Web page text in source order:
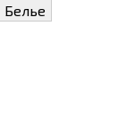
Белье